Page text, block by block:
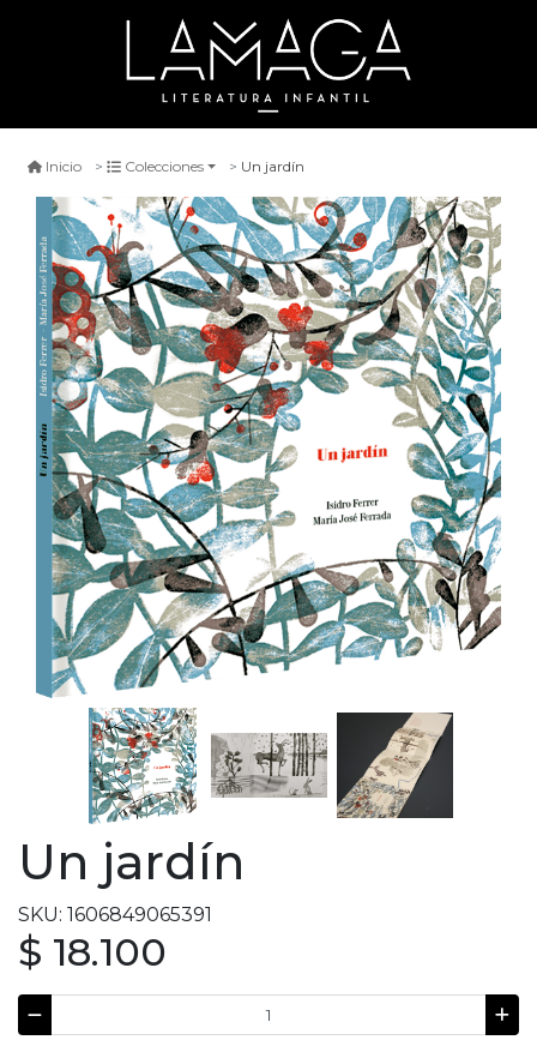
Inicio Colecciones Un jardín
Un jardín
SKU: 1606849065391
$ 18.100